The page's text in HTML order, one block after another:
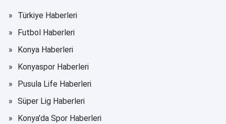
Türkiye Haberleri
Futbol Haberleri
Konya Haberleri
Konyaspor Haberleri
Pusula Life Haberleri
Süper Lig Haberleri
Konya'da Spor Haberleri